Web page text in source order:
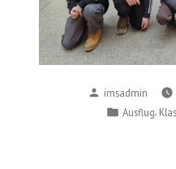
Posted
by
imsadmin
Posted
Ausflug,